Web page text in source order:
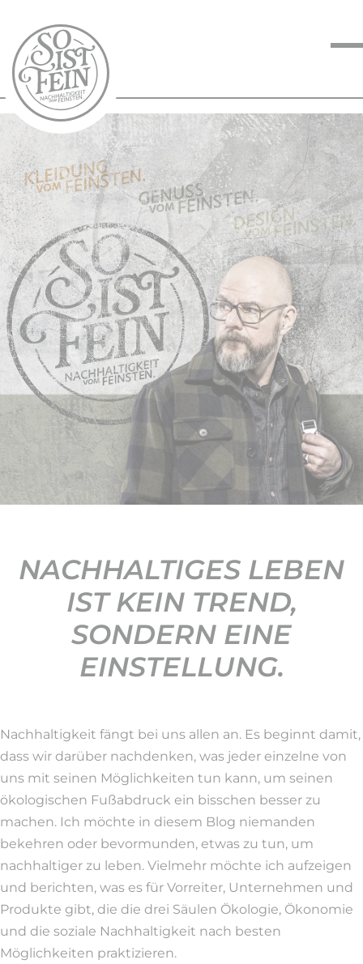
NACHHALTIGKEIT
VOM FEINSTEN
KOCHEN VOM
FEINSTEN
BLOG
KONTAKT
NACHHALTIGES LEBEN
IST KEIN TREND,
SONDERN EINE
EINSTELLUNG.
Nachhaltigkeit fängt bei uns allen an. Es beginnt damit,
dass wir darüber nachdenken, was jeder einzelne von
uns mit seinen Möglichkeiten tun kann, um seinen
ökologischen Fußabdruck ein bisschen besser zu
machen. Ich möchte in diesem Blog niemanden
bekehren oder bevormunden, etwas zu tun, um
nachhaltiger zu leben. Vielmehr möchte ich aufzeigen
und berichten, was es für Vorreiter, Unternehmen und
Produkte gibt, die die drei Säulen Ökologie, Ökonomie
und die soziale Nachhaltigkeit nach besten
Möglichkeiten praktizieren.